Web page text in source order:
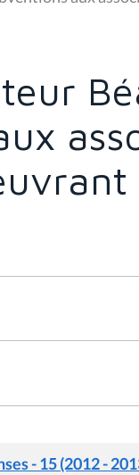
- 15 (2012 -